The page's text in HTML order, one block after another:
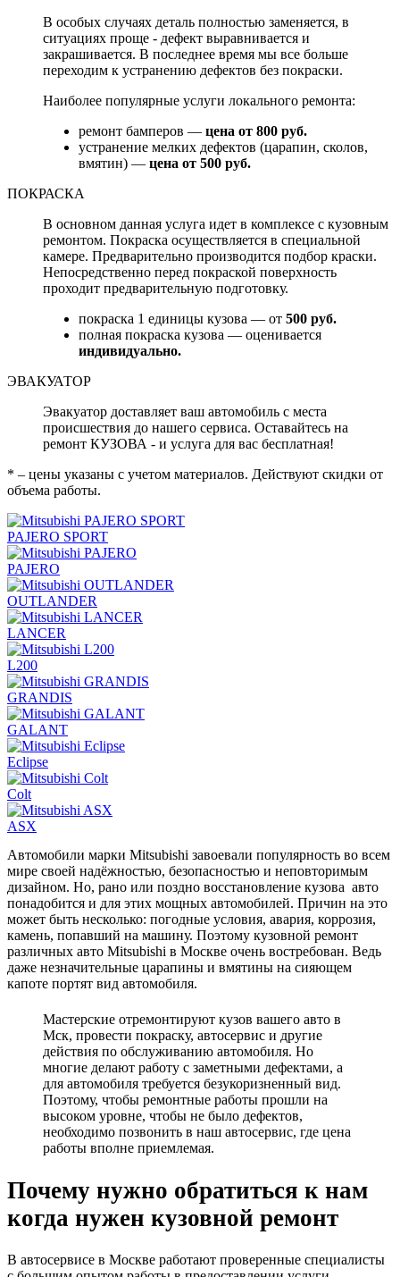
В особых случаях деталь полностью заменяется, в
ситуациях проще - дефект выравнивается и
закрашивается. В последнее время мы все больше
переходим к устранению дефектов без покраски.
Наиболее популярные услуги локального ремонта:
ремонт бамперов — цена от 800 руб.
устранение мелких дефектов (царапин, сколов,
вмятин) — цена от 500 руб.
ПОКРАСКА
В основном данная услуга идет в комплексе с кузовным
ремонтом. Покраска осуществляется в специальной
камере. Предварительно производится подбор краски.
Непосредственно перед покраской поверхность
проходит предварительную подготовку.
покраска 1 единицы кузова — от 500 руб.
полная покраска кузова — оценивается
индивидуально.
ЭВАКУАТОР
Эвакуатор доставляет ваш автомобиль с места
происшествия до нашего сервиса. Оставайтесь на
ремонт КУЗОВА - и услуга для вас бесплатная!
* – цены указаны с учетом материалов. Действуют скидки от
объема работы.
PAJERO SPORT
PAJERO
OUTLANDER
LANCER
L200
GRANDIS
GALANT
Eclipse
Colt
ASX
Автомобили марки Mitsubishi завоевали популярность во всем
мире своей надёжностью, безопасностью и неповторимым
дизайном. Но, рано или поздно восстановление кузова авто
понадобится и для этих мощных автомобилей. Причин на это
может быть несколько: погодные условия, авария, коррозия,
камень, попавший на машину. Поэтому кузовной ремонт
различных авто Mitsubishi в Москве очень востребован. Ведь
даже незначительные царапины и вмятины на сияющем
капоте портят вид автомобиля.
Мастерские отремонтируют кузов вашего авто в
Мск, провести покраску, автосервис и другие
действия по обслуживанию автомобиля. Но
многие делают работу с заметными дефектами, а
для автомобиля требуется безукоризненный вид.
Поэтому, чтобы ремонтные работы прошли на
высоком уровне, чтобы не было дефектов,
необходимо позвонить в наш автосервис, где цена
работы вполне приемлемая.
Почему нужно обратиться к нам
когда нужен кузовной ремонт
В автосервисе в Москве работают проверенные специалисты